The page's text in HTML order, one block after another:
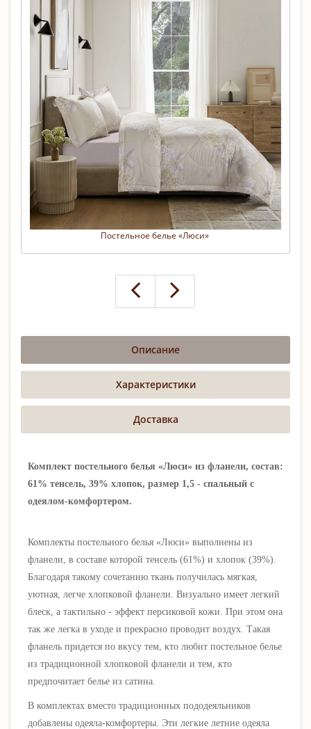
Постельное белье «Люси»
Описание
Характеристики
Доставка
Комплект постельного белья «Люси» из фланели, состав:
61% тенсель, 39% хлопок, размер 1,5 - спальный с
одеялом-комфортером.
Комплекты постельного белья «Люси» выполнены из
фланели, в составе которой тенсель (61%) и хлопок (39%).
Благодаря такому сочетанию ткань получилась мягкая,
уютная, легче хлопковой фланели. Визуально имеет легкий
блеск, а тактильно - эффект персиковой кожи. При этом она
так же легка в уходе и прекрасно проводит воздух. Такая
фланель придется по вкусу тем, кто любит постельное белье
из традиционной хлопковой фланели и тем, кто
предпочитает белье из сатина.
В комплектах вместо традиционных пододеяльников
добавлены одеяла-комфортеры. Эти легкие летние одеяла